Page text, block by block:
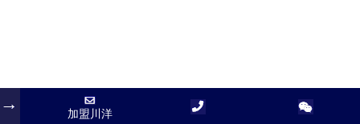
加盟川洋
加盟川洋